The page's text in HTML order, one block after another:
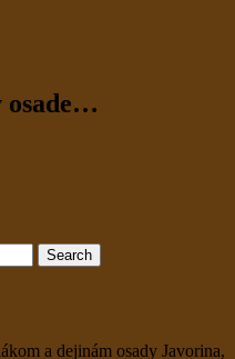
osade…
Search
a dejinám osady Javorina,